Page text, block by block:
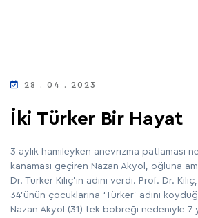
28 . 04 . 2023
İki Türker Bir Hayat
3 aylık hamileyken anevrizma patlaması
kanaması geçiren Nazan Akyol, oğluna
Dr. Türker Kılıç’ın adını verdi. Prof. Dr.
34’ünün çocuklarına ‘Türker’ adını
Nazan Akyol (31) tek böbreği nedeniyle 7